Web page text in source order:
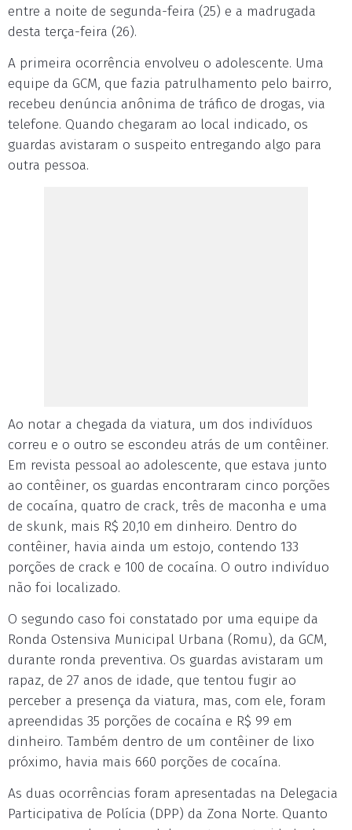
entre a noite de segunda-feira (25) e a madrugada
desta terça-feira (26).
A primeira ocorrência envolveu o adolescente. Uma
equipe da GCM, que fazia patrulhamento pelo bairro,
recebeu denúncia anônima de tráfico de drogas, via
telefone. Quando chegaram ao local indicado, os
guardas avistaram o suspeito entregando algo para
outra pessoa.
Ao notar a chegada da viatura, um dos indivíduos
correu e o outro se escondeu atrás de um contêiner.
Em revista pessoal ao adolescente, que estava junto
ao contêiner, os guardas encontraram cinco porções
de cocaína, quatro de crack, três de maconha e uma
de skunk, mais R$ 20,10 em dinheiro. Dentro do
contêiner, havia ainda um estojo, contendo 133
porções de crack e 100 de cocaína. O outro indivíduo
não foi localizado.
O segundo caso foi constatado por uma equipe da
Ronda Ostensiva Municipal Urbana (Romu), da GCM,
durante ronda preventiva. Os guardas avistaram um
rapaz, de 27 anos de idade, que tentou fugir ao
perceber a presença da viatura, mas, com ele, foram
apreendidas 35 porções de cocaína e R$ 99 em
dinheiro. Também dentro de um contêiner de lixo
próximo, havia mais 660 porções de cocaína.
As duas ocorrências foram apresentadas na Delegacia
Participativa de Polícia (DPP) da Zona Norte. Quanto